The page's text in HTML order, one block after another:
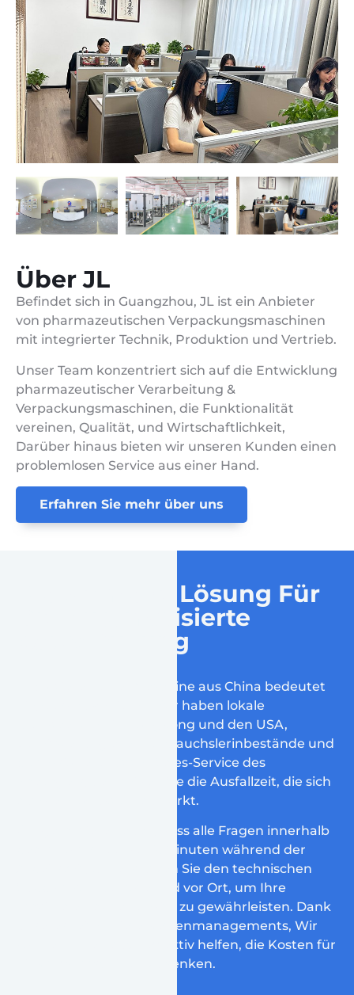
Über JL
Befindet sich in Guangzhou, JL ist ein Anbieter
von pharmazeutischen Verpackungsmaschinen
mit integrierter Technik, Produktion und Vertrieb.
Unser Team konzentriert sich auf die Entwicklung
pharmazeutischer Verarbeitung &
Verpackungsmaschinen, die Funktionalität
vereinen, Qualität, und Wirtschaftlichkeit,
Darüber hinaus bieten wir unseren Kunden einen
problemlosen Service aus einer Hand.
Erfahren Sie mehr über uns
Problemlose Lösung Für
Die Automatisierte
Kapselfüllung
Importieren einer Maschine aus China bedeutet
nie, Geld zu verlieren. Wir haben lokale
Dienstzentren in Hongkong und den USA,
Bereitstellung aller Verbrauchslerinbestände und
professionellen After-Sales-Service des
Packagers, Vermeiden Sie die Ausfallzeit, die sich
auf die Produktion auswirkt.
Wir garantieren auch, dass alle Fragen innerhalb
beantwortet werden 2 Minuten während der
Arbeitszeit, Unterstützen Sie den technischen
Support von Remote und vor Ort, um Ihre
maximale Kapitalrendite zu gewährleisten. Dank
unseres reifen Lieferkettenmanagements, Wir
können Ihnen auch effektiv helfen, die Kosten für
Einkaufsmaschinen zu senken.